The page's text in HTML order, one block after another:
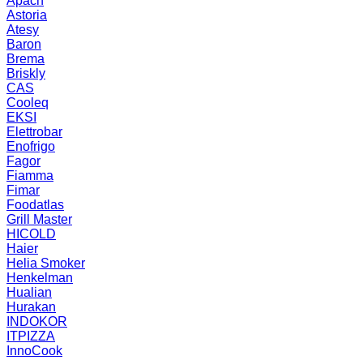
Astoria
Atesy
Baron
Brema
Briskly
CAS
Cooleq
EKSI
Elettrobar
Enofrigo
Fagor
Fiamma
Fimar
Foodatlas
Grill Master
HICOLD
Haier
Helia Smoker
Henkelman
Hualian
Hurakan
INDOKOR
ITPIZZA
InnoCook